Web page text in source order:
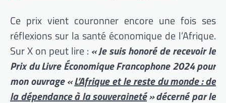
Ce prix vient couronner encore une fois ses
réflexions sur la santé économique de l’Afrique.
Sur X on peut lire : « Je suis honoré de recevoir le
Prix du Livre Économique Francophone 2024 pour
mon ouvrage «L’Afrique et le reste du monde : de
la dépendance à la souveraineté» décerné par le